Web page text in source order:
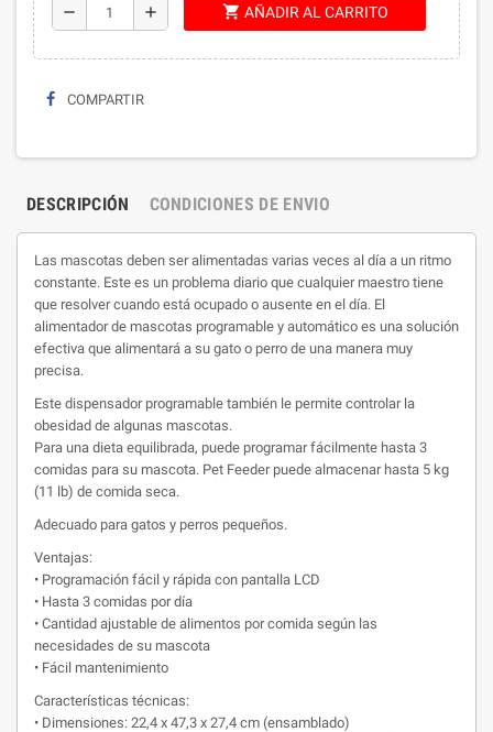
remove add shopping_cart AÑADIR AL CARRITO
COMPARTIR
DESCRIPCIÓN CONDICIONES DE ENVIO
Las mascotas deben ser alimentadas varias veces al día a un ritmo
constante. Este es un problema diario que cualquier maestro tiene
que resolver cuando está ocupado o ausente en el día. El
alimentador de mascotas programable y automático es una solución
efectiva que alimentará a su gato o perro de una manera muy
precisa.
Este dispensador programable también le permite controlar la
obesidad de algunas mascotas.
Para una dieta equilibrada, puede programar fácilmente hasta 3
comidas para su mascota. Pet Feeder puede almacenar hasta 5 kg
(11 lb) de comida seca.
Adecuado para gatos y perros pequeños.
Ventajas:
• Programación fácil y rápida con pantalla LCD
• Hasta 3 comidas por día
• Cantidad ajustable de alimentos por comida según las
necesidades de su mascota
• Fácil mantenimiento
Características técnicas:
• Dimensiones: 22,4 x 47,3 x 27,4 cm (ensamblado)